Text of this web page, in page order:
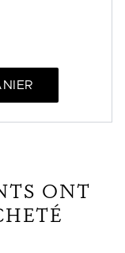
ONT